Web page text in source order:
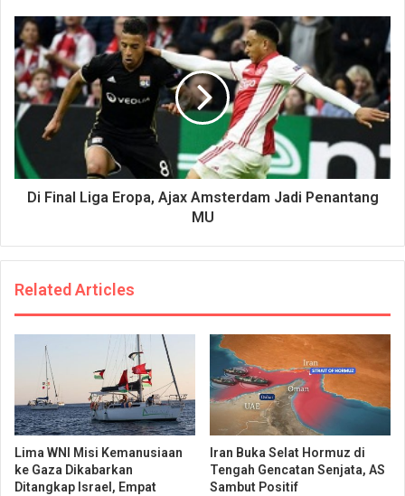
Di Final Liga Eropa, Ajax Amsterdam Jadi Penantang
MU
Related Articles
Lima WNI Misi Kemanusiaan
ke Gaza Dikabarkan
Ditangkap Israel, Empat
Iran Buka Selat Hormuz di
Tengah Gencatan Senjata, AS
Sambut Positif